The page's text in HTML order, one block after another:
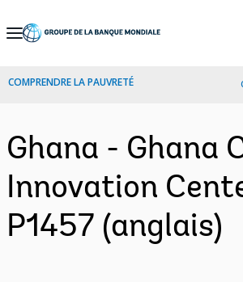
Skip
Navigation
COMPRENDRE LA PAUVRETÉ
Ghana - Ghana
Innovation
P1457 (anglais)